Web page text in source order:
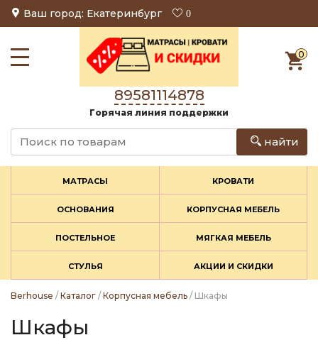
Ваш город: Екатеринбург 0
0
89581114878
Горячая линия поддержки
найти
МАТРАСЫ КРОВАТИ
ОСНОВАНИЯ КОРПУСНАЯ МЕБЕЛЬ
ПОСТЕЛЬНОЕ МЯГКАЯ МЕБЕЛЬ
СТУЛЬЯ АКЦИИ И СКИДКИ
Berhouse / Каталог / Корпусная мебель / Шкафы
Шкафы